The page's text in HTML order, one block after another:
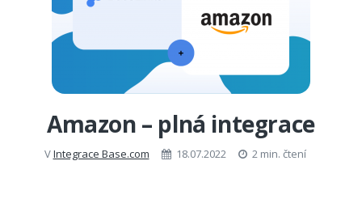
Amazon – plná integrace
VIntegrace Base.com 18.07.2022 2 min. čtení